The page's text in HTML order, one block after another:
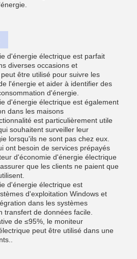
d'énergie électrique est parfait
diverses occasions et
être utilisé pour suivre les
l'énergie et aider à identifier des
d'énergie.
d'énergie électrique est également
dans les maisons
est particulièrement utile
souhaitent surveiller leur
lorsqu'ils ne sont pas chez eux.
ont besoin de services prépayés
d'économie d'énergie électrique
que les clients ne paient que
d'énergie électrique est
d'exploitation Windows et
dans les systèmes
transfert de données facile.
de ≤95%, le moniteur
peut être utilisé dans une